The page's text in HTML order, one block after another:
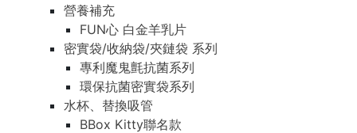
營養補充
FUN心 白金羊乳片
密實袋/收納袋/夾鏈袋 系列
專利魔鬼氈抗菌系列
環保抗菌密實袋系列
水杯、替換吸管
BBox Kitty聯名款